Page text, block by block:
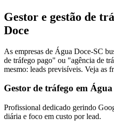
Gestor e gestão de
Doce
As empresas de Água Doce-SC
de tráfego pago" ou "agência de
mesmo: leads previsíveis. Veja as
Gestor de tráfego em Água
Profissional dedicado gerindo
diária e foco em custo por lead.